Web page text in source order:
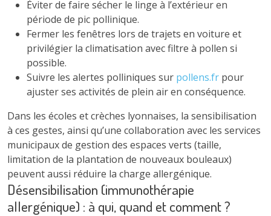
Éviter de faire sécher le linge à l’extérieur en
période de pic pollinique.
Fermer les fenêtres lors de trajets en voiture et
privilégier la climatisation avec filtre à pollen si
possible.
Suivre les alertes polliniques sur pollens.fr pour
ajuster ses activités de plein air en conséquence.
Dans les écoles et crèches lyonnaises, la sensibilisation
à ces gestes, ainsi qu’une collaboration avec les services
municipaux de gestion des espaces verts (taille,
limitation de la plantation de nouveaux bouleaux)
peuvent aussi réduire la charge allergénique.
Désensibilisation (immunothérapie
allergénique) : à qui, quand et comment ?